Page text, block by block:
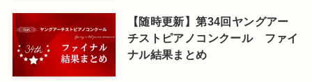
【随時更新】第34回ヤングアー
チストピアノコンクール ファイ
ナル結果まとめ